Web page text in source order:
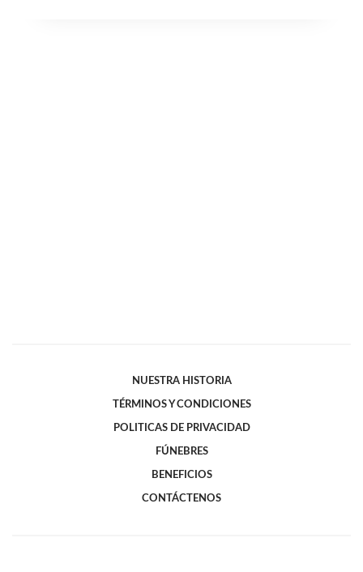
NUESTRA HISTORIA
TÉRMINOS Y CONDICIONES
POLITICAS DE PRIVACIDAD
FÚNEBRES
BENEFICIOS
CONTÁCTENOS